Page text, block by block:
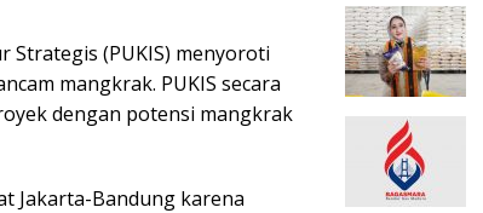
Strategis (PUKIS) menyoroti
mangkrak. PUKIS secara
dengan potensi mangkrak
Jakarta-Bandung karena